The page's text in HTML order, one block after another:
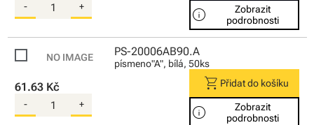
- + info
Zobrazit
podrobnosti
PS-20006AB90.A
písmeno"A", bílá, 50ks
61.63 Kč
- +
shopping_cart Přidat do košíku
info
Zobrazit
podrobnosti